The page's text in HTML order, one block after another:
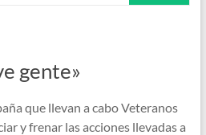
gente»
que llevan a cabo Veteranos
y frenar las acciones llevadas a